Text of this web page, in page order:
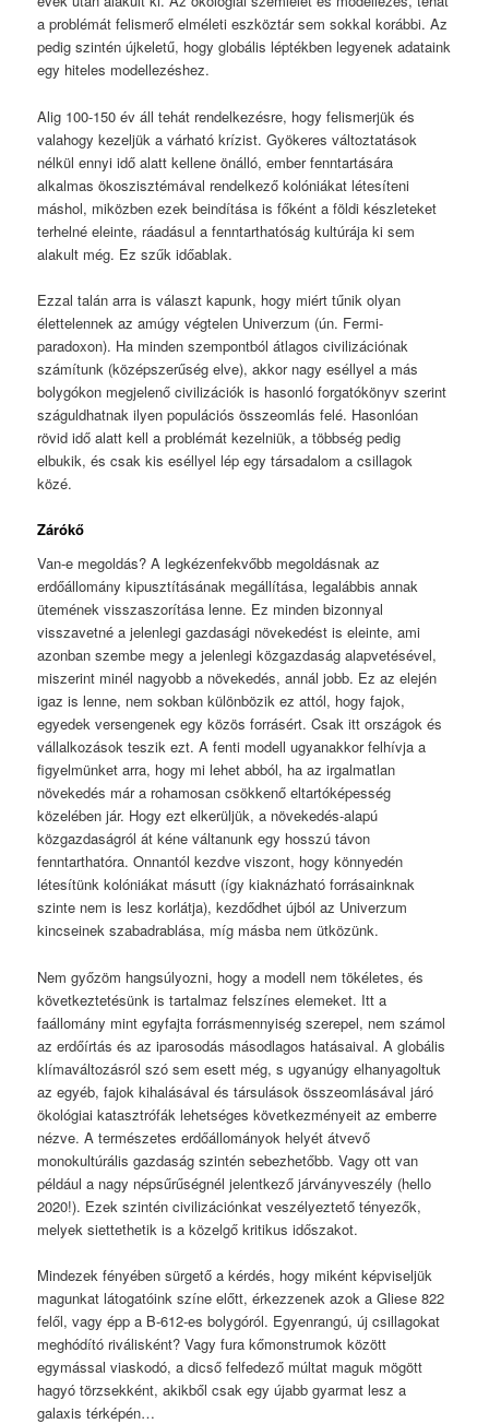
a problémát felismerő elméleti eszköztár sem sokkal korábbi. Az
pedig szintén újkeletű, hogy globális léptékben legyenek adataink
egy hiteles modellezéshez.
Alig 100-150 év áll tehát rendelkezésre, hogy felismerjük és
valahogy kezeljük a várható krízist. Gyökeres változtatások
nélkül ennyi idő alatt kellene önálló, ember fenntartására
alkalmas ökoszisztémával rendelkező kolóniákat létesíteni
máshol, miközben ezek beindítása is főként a földi készleteket
terhelné eleinte, ráadásul a fenntarthatóság kultúrája ki sem
alakult még. Ez szűk időablak.
Ezzal talán arra is választ kapunk, hogy miért tűnik olyan
élettelennek az amúgy végtelen Univerzum (ún. Fermi-
paradoxon). Ha minden szempontból átlagos civilizációnak
számítunk (középszerűség elve), akkor nagy eséllyel a más
bolygókon megjelenő civilizációk is hasonló forgatókönyv szerint
száguldhatnak ilyen populációs összeomlás felé. Hasonlóan
rövid idő alatt kell a problémát kezelniük, a többség pedig
elbukik, és csak kis eséllyel lép egy társadalom a csillagok
közé.
Zárókő
Van-e megoldás? A legkézenfekvőbb megoldásnak az
erdőállomány kipusztításának megállítása, legalábbis annak
ütemének visszaszorítása lenne. Ez minden bizonnyal
visszavetné a jelenlegi gazdasági növekedést is eleinte, ami
azonban szembe megy a jelenlegi közgazdaság alapvetésével,
miszerint minél nagyobb a növekedés, annál jobb. Ez az elején
igaz is lenne, nem sokban különbözik ez attól, hogy fajok,
egyedek versengenek egy közös forrásért. Csak itt országok és
vállalkozások teszik ezt. A fenti modell ugyanakkor felhívja a
figyelmünket arra, hogy mi lehet abból, ha az irgalmatlan
növekedés már a rohamosan csökkenő eltartóképesség
közelében jár. Hogy ezt elkerüljük, a növekedés-alapú
közgazdaságról át kéne váltanunk egy hosszú távon
fenntarthatóra. Onnantól kezdve viszont, hogy könnyedén
létesítünk kolóniákat másutt (így kiaknázható forrásainknak
szinte nem is lesz korlátja), kezdődhet újból az Univerzum
kincseinek szabadrablása, míg másba nem ütközünk.
Nem győzöm hangsúlyozni, hogy a modell nem tökéletes, és
következtetésünk is tartalmaz felszínes elemeket. Itt a
faállomány mint egyfajta forrásmennyiség szerepel, nem számol
az erdőírtás és az iparosodás másodlagos hatásaival. A globális
klímaváltozásról szó sem esett még, s ugyanúgy elhanyagoltuk
az egyéb, fajok kihalásával és társulások összeomlásával járó
ökológiai katasztrófák lehetséges következményeit az emberre
nézve. A természetes erdőállományok helyét átvevő
monokultúrális gazdaság szintén sebezhetőbb. Vagy ott van
például a nagy népsűrűségnél jelentkező járványveszély (hello
2020!). Ezek szintén civilizációnkat veszélyeztető tényezők,
melyek siettethetik is a közelgő kritikus időszakot.
Mindezek fényében sürgető a kérdés, hogy miként képviseljük
magunkat látogatóink színe előtt, érkezzenek azok a Gliese 822
felől, vagy épp a B-612-es bolygóról. Egyenrangú, új csillagokat
meghódító riválisként? Vagy fura kőmonstrumok között
egymással viaskodó, a dicső felfedező múltat maguk mögött
hagyó törzsekként, akikből csak egy újabb gyarmat lesz a
galaxis térképén…